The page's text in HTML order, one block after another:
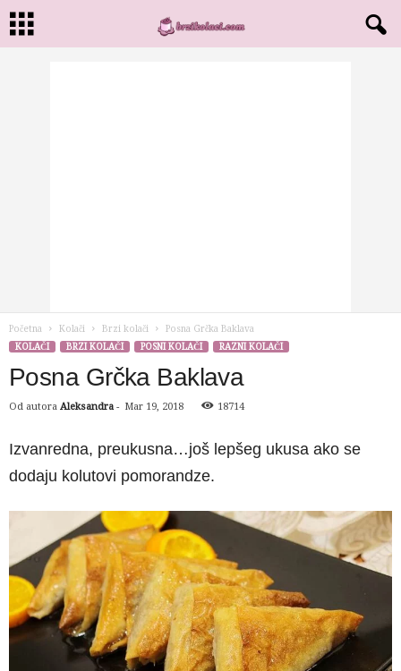
Početna Kolači Brzi kolači
Posna Grčka Baklava
KOLAČI
BRZI KOLAČI POSNI KOLAČI RAZNI KOLAČI
Posna Grčka Baklava
Od autora Aleksandra - Mar 19, 2018 18714
Izvanredna, preukusna…još lepšeg ukusa ako se
dodaju kolutovi pomorandze.